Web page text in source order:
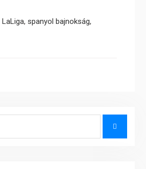
LaLiga, spanyol bajnokság,